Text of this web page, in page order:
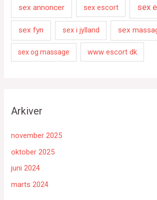
sex annoncer sex escort sex
sex fyn sex i jylland sex
sex og massage www escort dk
Arkiver
november 2025
oktober 2025
juni 2024
marts 2024